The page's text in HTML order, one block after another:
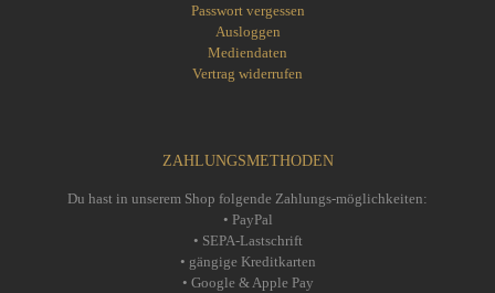
Passwort vergessen
Ausloggen
Mediendaten
Vertrag widerrufen
ZAHLUNGSMETHODEN
Du hast in unserem Shop folgende Zahlungs-möglichkeiten:
• PayPal
• SEPA-Lastschrift
• gängige Kreditkarten
• Google & Apple Pay